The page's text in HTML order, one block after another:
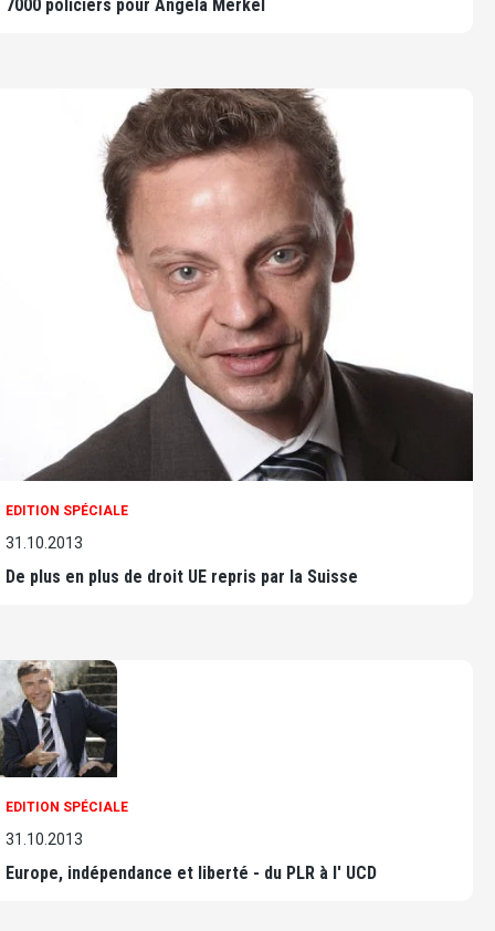
7000 policiers pour Angela Merkel
EDITION SPÉCIALE
31.10.2013
De plus en plus de droit UE repris par la Suisse
EDITION SPÉCIALE
31.10.2013
Europe, indépendance et liberté - du PLR à l' UCD